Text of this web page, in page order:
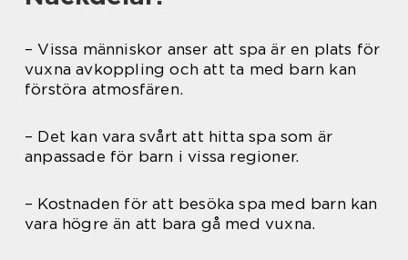
– Vissa människor anser att spa är en plats för
vuxna avkoppling och att ta med barn kan
förstöra atmosfären.
– Det kan vara svårt att hitta spa som är
anpassade för barn i vissa regioner.
– Kostnaden för att besöka spa med barn kan
vara högre än att bara gå med vuxna.